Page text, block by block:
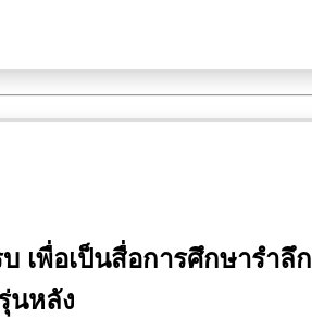
เพื่อเป็นสื่อการศึกษารำลึก
นหลัง